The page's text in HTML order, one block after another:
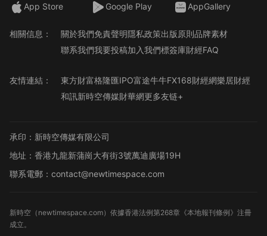
App Store Google Play AppGallery
相關信息： 關於我們免責聲明隱私政策出版原則品牌素材
聯系我們我要投稿加入我們標簽庫財經FAQ
友情連結： 東方財富格隆匯IPO富途牛牛FX168財經網樂居財經
和訊新時空傳媒財華網更多友链+
承印：新時空傳媒有限公司
地址：香港九龍新蒲崗大有街3號萬迪廣場19H
聯系電郵：contact@newtimespace.com
新時空（ newtimespace.com）依據香港法例第268章《本地報刊條例》注冊
成立。